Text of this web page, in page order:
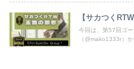
【サカつく
今回は、第57回ゴ
（@mako1333r）